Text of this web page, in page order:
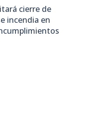
cierre de
incendia en